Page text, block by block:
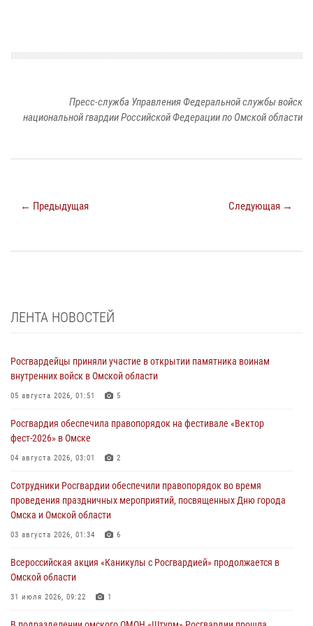
Пресс-служба Управления Федеральной службы войск
национальной гвардии Российской Федерации по Омской области
← Предыдущая Следующая →
ЛЕНТА НОВОСТЕЙ
Росгвардейцы приняли участие в открытии памятника воинам
внутренних войск в Омской области
05 августа 2026, 01:51 5
Росгвардия обеспечила правопорядок на фестивале «Вектор
фест-2026» в Омске
04 августа 2026, 03:01 2
Сотрудники Росгвардии обеспечили правопорядок во время
проведения праздничных мероприятий, посвященных Дню города
Омска и Омской области
03 августа 2026, 01:34 6
Всероссийская акция «Каникулы с Росгвардией» продолжается в
Омской области
31 июля 2026, 09:22 1